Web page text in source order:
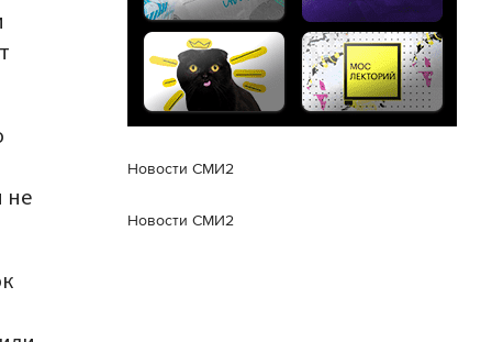
не
Новости СМИ2
Новости СМИ2